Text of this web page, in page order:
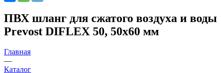
ПВХ шланг для сжатого воздуха и воды
Prevost DIFLEX 50, 50x60 мм
Главная
—
Каталог